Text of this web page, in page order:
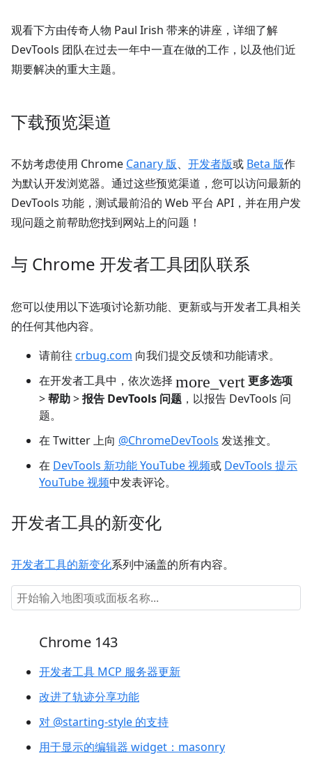
观看下方由传奇人物 Paul Irish 带来的讲座，详细了解
DevTools 团队在过去一年中一直在做的工作，以及他们近
期要解决的重大主题。
下载预览渠道
不妨考虑使用 Chrome Canary 版、 开发者版或 Beta 版作
为默认开发浏览器。通过这些预览渠道，您可以访问最新的
DevTools 功能，测试最前沿的 Web 平台 API，并在用户发
现问题之前帮助您找到网站上的问题！
与 Chrome 开发者工具团队联系
您可以使用以下选项讨论新功能、更新或与开发者工具相关
的任何其他内容。
请前往 crbug.com 向我们提交反馈和功能请求。
在开发者工具中，依次选择 more_vert更多选项
>帮助>报告 DevTools 问题 ，以报告 DevTools 问
题。
在 Twitter 上向 @ChromeDevTools 发送推文。
在 DevTools 新功能 YouTube 视频或 DevTools 提示
YouTube 视频中发表评论。
开发者工具的新变化
开发者工具的新变化系列中涵盖的所有内容。
Chrome 143
开发者工具 MCP 服务器更新
改进了轨迹分享功能
对 @starting-style 的支持
用于显示的编辑器 widget：masonry